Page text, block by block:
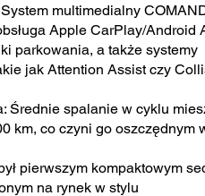
multimedialny
Apple CarPlay/Android
parkowania, a także systemy
jak Attention Assist czy
Średnie spalanie w cyklu
km, co czyni go oszczędnym
pierwszym kompaktowym
na rynek w stylu